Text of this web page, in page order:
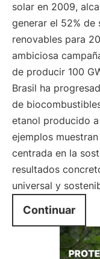
solar en 2009,
generar el 52%
renovables para
ambiciosa
de producir 100
Brasil ha
de
etanol producido
ejemplos
centrada en la
resultados
universal y
Continuar